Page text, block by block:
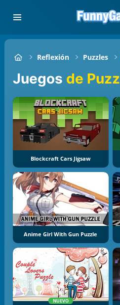
Reflexión Puzzles
Juegos de
Blockcraft Cars Jigsaw
Anime Girl With Gun Puzzle
NUEVO